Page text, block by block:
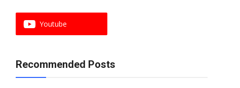
Youtube
Recommended Posts